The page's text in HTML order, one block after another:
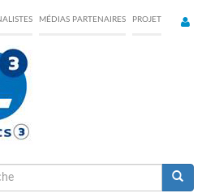
MÉDIAS PARTENAIRES PROJET